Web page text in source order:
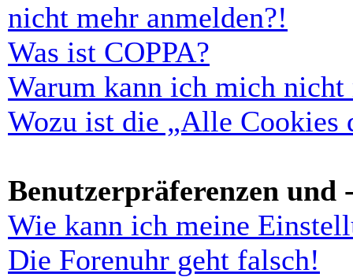
nicht mehr anmelden?!
Was ist COPPA?
Warum kann ich mich nicht
Wozu ist die „Alle Cookies
Benutzerpräferenzen und
Wie kann ich meine
Die Forenuhr geht falsch!